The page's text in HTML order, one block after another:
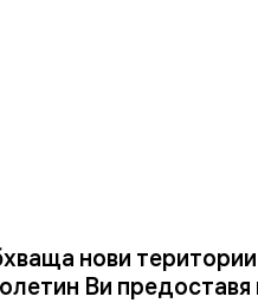
нови
Ви предоставя